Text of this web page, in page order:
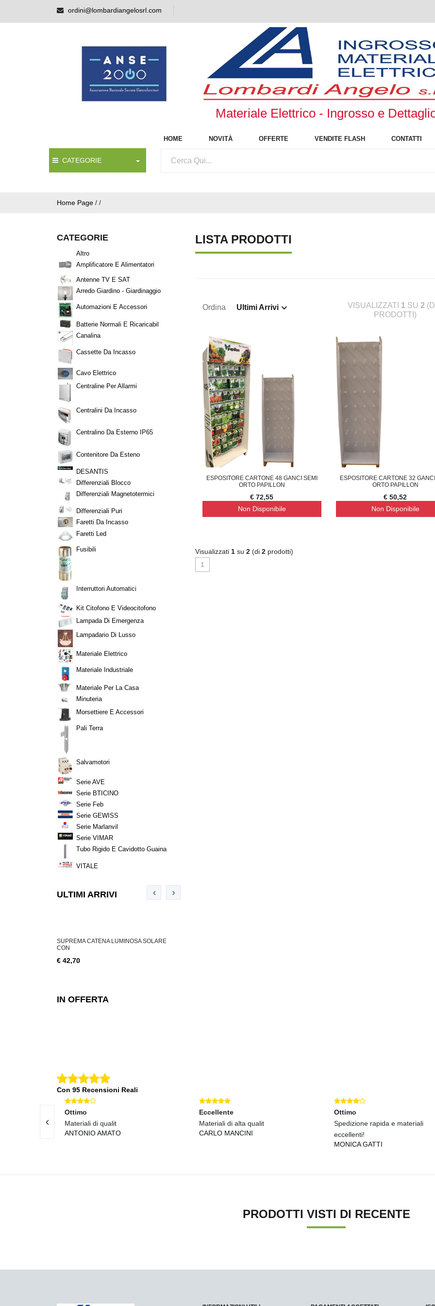
ordini@lombardiangelosrl.com
Materiale Elettrico - Ingrosso e
HOME NOVITÀ OFFERTE VENDITE FLASH CONTATTI
CATEGORIE
Home Page / /
CATEGORIE
Altro
Amplificatore E Alimentatori
Antenne TV E SAT
Arredo Giardino - Giardinaggio
Automazioni E Accessori
Batterie Normali E Ricaricabil
Canalina
Cassette Da Incasso
Cavo Elettrico
Centraline Per Allarmi
Centralini Da Incasso
Centralino Da Esterno IP65
Contenitore Da Esteno
DESANTIS
Differenziali Blocco
Differenziali Magnetotermici
Differenziali Puri
Faretti Da Incasso
Faretti Led
Fusibili
Interruttori Automatici
Kit Citofono E Videocitofono
Lampada Di Emergenza
Lampadario Di Lusso
Materiale Elettrico
Materiale Industriale
Materiale Per La Casa
Minuteria
Morsettiere E Accessori
Pali Terra
Salvamotori
Serie AVE
Serie BTICINO
Serie Feb
Serie GEWISS
Serie Marlanvil
Serie VIMAR
Tubo Rigido E Cavidotto Guaina
VITALE
ULTIMI ARRIVI
SUPREMA CATENA LUMINOSA SOLARE
CON
€ 42,70
IN OFFERTA
LISTA PRODOTTI
Ordina Ultimi Arrivi VISUALIZZATI 1 SU 2
PRODOTTI)
ESPOSITORE CARTONE 48 GANCI SEMI
ORTO PAPILLON
€ 72,55
Non Disponibile
ESPOSITORE CARTONE 32
ORTO PAPILLON
€ 50,52
Non Disponibile
Visualizzati 1 su 2 (di 2 prodotti)
1
Con 95 Recensioni Reali
Ottimo
Materiali di qualit
ANTONIO AMATO
Eccellente
Materiali di alta qualit
CARLO MANCINI
Ottimo
Spedizione rapida e materiali
eccellenti!
MONICA GATTI
PRODOTTI VISTI DI RECENTE